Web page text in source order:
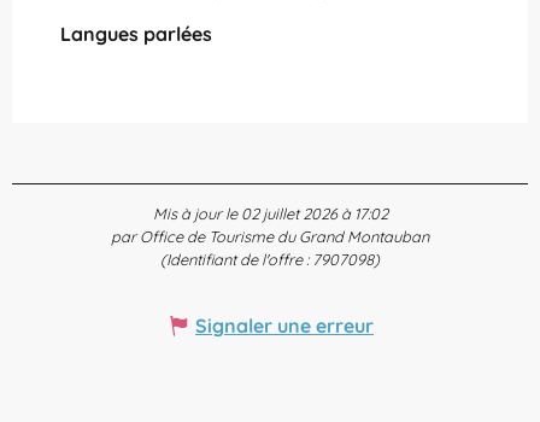
Langues parlées
Langues parlées
Mis à jour le 02 juillet 2026 à 17:02
par Office de Tourisme du Grand Montauban
(Identifiant de l'offre : 7907098)
Signaler une erreur